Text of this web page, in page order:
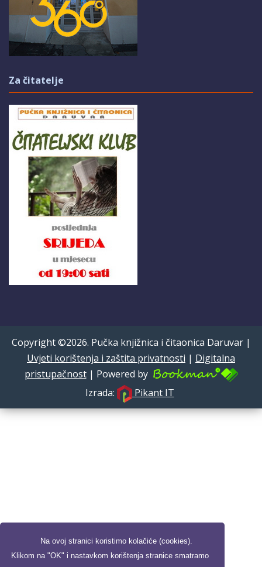
Na ovoj stranici koristimo kolačiće (cookies).
Klikom na "OK" i nastavkom korištenja stranice smatramo
Za čitatelje
Copyright ©2026. Pučka knjižnica i čitaonica Daruvar |
Uvjeti korištenja i zaštita privatnosti | Digitalna
pristupačnost| Powered by
Izrada:
Pikant IT